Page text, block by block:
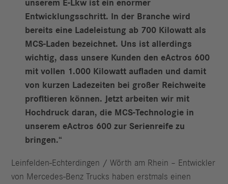
unserem E-Lkw ist ein enormer
Entwicklungsschritt. In der Branche wird
bereits eine Ladeleistung ab 700 Kilowatt als
MCS-Laden bezeichnet. Uns ist allerdings
wichtig, dass unsere Kunden den eActros 600
mit vollen 1.000 Kilowatt aufladen und damit
von kurzen Ladezeiten bei großer Reichweite
profitieren können. Jetzt arbeiten wir mit
Hochdruck daran, die MCS-Technologie in
unserem eActros 600 zur Serienreife zu
bringen.“
Leinfelden-Echterdingen / Wörth am Rhein – Entwickler
von Mercedes-Benz Trucks haben erstmals einen